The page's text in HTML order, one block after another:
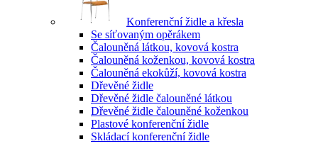
Konferenční židle a křesla
Se síťovaným opěrákem
Čalouněná látkou, kovová kostra
Čalouněná koženkou, kovová kostra
Čalouněná ekokůží, kovová kostra
Dřevěné židle
Dřevěné židle čalouněné látkou
Dřevěné židle čalouněné koženkou
Plastové konferenční židle
Skládací konferenční židle